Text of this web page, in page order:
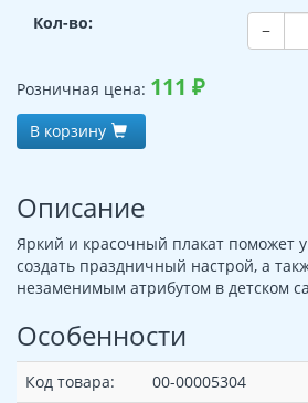
Кол-во: −
Розничная цена: 111 ₽
В корзину
Описание
Яркий и красочный плакат поможет
создать праздничный настрой, а
незаменимым атрибутом в детском
Особенности
Код товара:
00-00005304